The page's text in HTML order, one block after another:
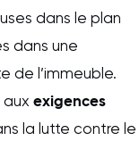
dans le plan
dans une
de l’immeuble.
exigences
la lutte contre le